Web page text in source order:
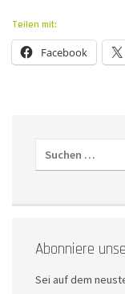
Teilen mit:
Facebook
Abonniere
Sei auf dem